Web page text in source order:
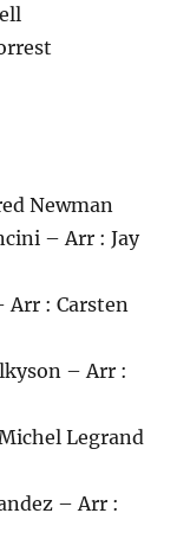
Newman
– Arr : Jay
: Carsten
– Arr :
Legrand
– Arr :